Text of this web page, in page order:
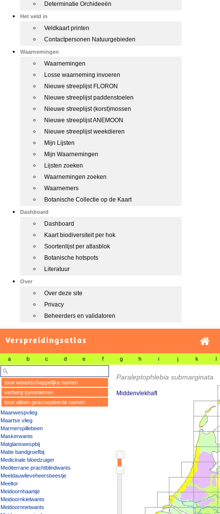
Determinatie Orchideeën
Het veld in
Veldkaart printen
Contactpersonen Natuurgebieden
Waarnemingen
Waarnemingen
Losse waarneming invoeren
Nieuwe streeplijst FLORON
Nieuwe streeplijst paddenstoelen
Nieuwe streeplijst (korst)mossen
Nieuwe streeplijst ANEMOON
Nieuwe streeplijst weekdieren
Mijn Lijsten
Mijn Waarnemingen
Lijsten zoeken
Waarnemingen zoeken
Waarnemers
Botanische Collectie op de Kaart
Dashboard
Dashboard
Kaart biodiversiteit per hok
Soortenlijst per atlasblok
Botanische hotspots
Literatuur
Over
Over deze site
Privacy
Beheerders en validatoren
Verspreidingsatlas
a b c d e f g h i j k l
toon wetenschappelijke namen
verberg synoniemen
toon alleen geaccepteerde namen
Maanwespvlieg
Maartse vlieg
Marmerspillebeen
Maskerwants
Matglanswespbij
Matte bandgroefbij
Medicinale bloedzuiger
Mediterrane prachtblindwants
Meeldauwlieveheersbeestje
Meeltor
Meidoornhaantje
Meidoornkielwants
Meidoornnetwants
Paraleptophlebia submarginata
Middenvlekhaft